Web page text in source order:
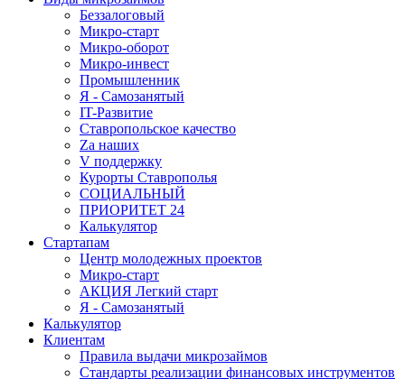
Беззалоговый
Микро-старт
Микро-оборот
Микро-инвест
Промышленник
Я - Самозанятый
IT-Развитие
Ставропольское качество
Za наших
V поддержку
Курорты Ставрополья
СОЦИАЛЬНЫЙ
ПРИОРИТЕТ 24
Калькулятор
Стартапам
Центр молодежных проектов
Микро-старт
АКЦИЯ Легкий старт
Я - Самозанятый
Калькулятор
Клиентам
Правила выдачи микрозаймов
Стандарты реализации финансовых инструментов